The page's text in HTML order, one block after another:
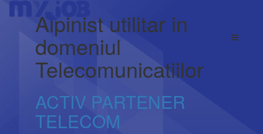
Alpinist utilitar in
domeniul
Telecomunicatiilor
ACTIV PARTENER
TELECOM